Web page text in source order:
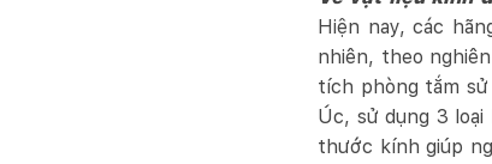
Hiện nay, các
nhiên, theo
tích phòng tắm sử
Úc, sử dụng 3
thước kính giúp